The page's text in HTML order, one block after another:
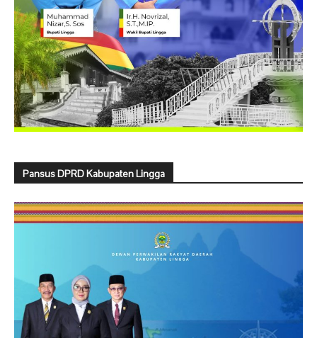
Pansus DPRD Kabupaten Lingga